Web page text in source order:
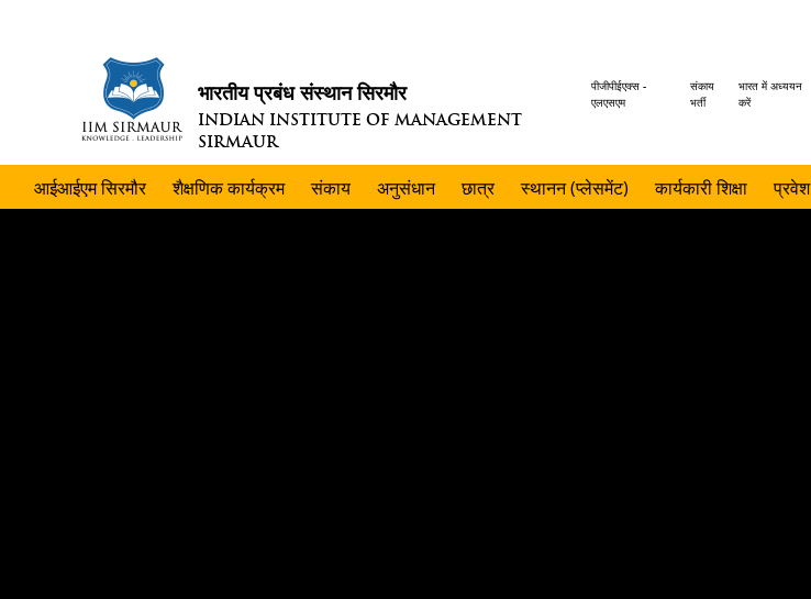
भारतीय प्रबंध संस्थान सिरमौर
INDIAN INSTITUTE OF MANAGEMENT
SIRMAUR
Header
पीजीपीईएक्स -
एलएसएम
संकाय
भर्ती
भारत में अध्ययन
करें
आईआईएम सिरमौर शैक्षणिक कार्यक्रम संकाय अनुसंधान छात्र स्थानन (प्लेसमेंट) कार्यकारी शिक्षा प्रवेश